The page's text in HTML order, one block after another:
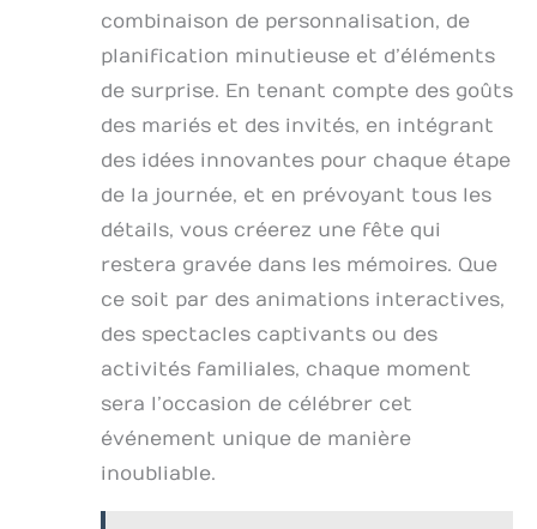
combinaison de personnalisation, de
planification minutieuse et d’éléments
de surprise. En tenant compte des goûts
des mariés et des invités, en intégrant
des idées innovantes pour chaque étape
de la journée, et en prévoyant tous les
détails, vous créerez une fête qui
restera gravée dans les mémoires. Que
ce soit par des animations interactives,
des spectacles captivants ou des
activités familiales, chaque moment
sera l’occasion de célébrer cet
événement unique de manière
inoubliable.